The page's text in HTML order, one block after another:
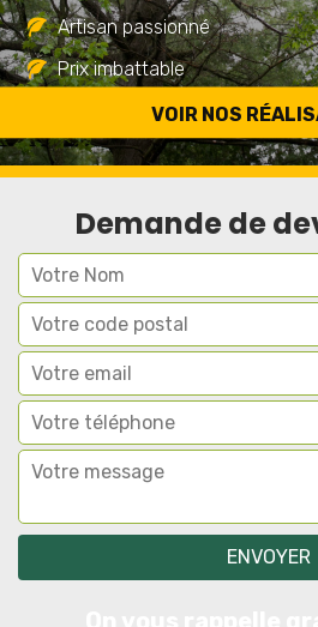
VOIR NOS
Artisan passionné
Prix imbattable
Travail de qualité
Demande de